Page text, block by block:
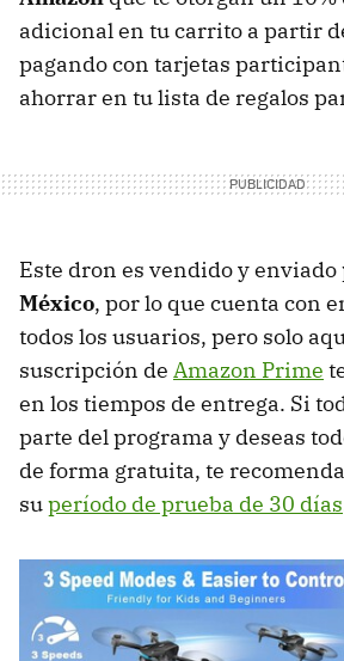
adicional en tu carrito a partir
pagando con tarjetas
ahorrar en tu lista de regalos
Este dron es vendido y enviado
México, por lo que cuenta con
todos los usuarios, pero solo
suscripción de Amazon Prime
en los tiempos de entrega. Si
parte del programa y deseas
de forma gratuita, te
superíodo de prueba de 30 días